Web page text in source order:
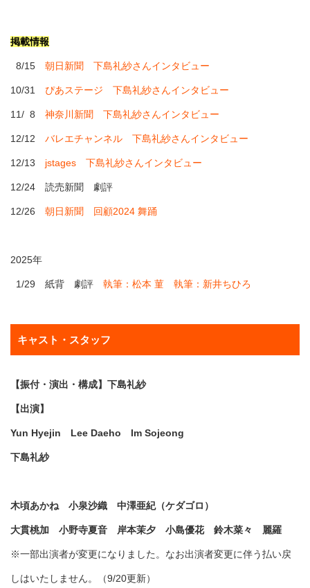
掲載情報
8/15 朝日新聞 下島礼紗さんインタビュー
10/31 ぴあステージ 下島礼紗さんインタビュー
11/ 8 神奈川新聞 下島礼紗さんインタビュー
12/12 バレエチャンネル 下島礼紗さんインタビュー
12/13 jstages 下島礼紗さんインタビュー
12/24 読売新聞 劇評
12/26 朝日新聞 回顧2024 舞踊
2025年
1/29 紙背 劇評 執筆：松本 菫 執筆：新井ちひろ
キャスト・スタッフ
【振付・演出・構成】下島礼紗
【出演】
Yun Hyejin Lee Daeho Im Sojeong
下島礼紗
木頃あかね 小泉沙織 中澤亜紀（ケダゴロ）
大貫桃加 小野寺夏音 岸本茉夕 小島優花 鈴木菜々 麗羅
※一部出演者が変更になりました。なお出演者変更に伴う払い戻
しはいたしません。（9/20更新）